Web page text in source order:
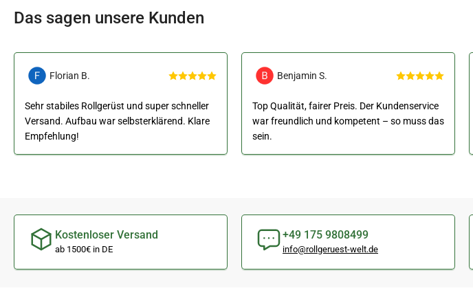
Das sagen unsere Kunden
Florian B.
Sehr stabiles Rollgerüst und super schneller
Versand. Aufbau war selbsterklärend. Klare
Empfehlung!
Benjamin S.
Top Qualität, fairer Preis. Der Kundenservice
war freundlich und kompetent – so muss das
sein.
Kostenloser Versand
ab 1500€ in DE
+49 175 9808499
info@rollgeruest-welt.de